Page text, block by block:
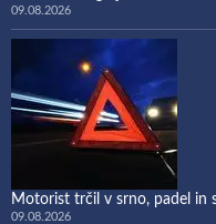
09.08.2026
Motorist trčil v srno, padel in
09.08.2026